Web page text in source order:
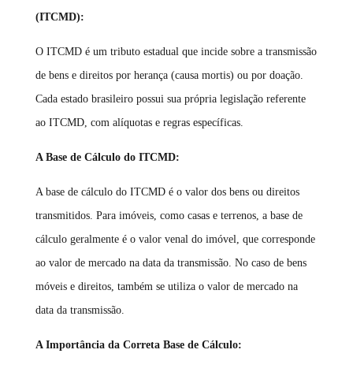
(ITCMD):
O ITCMD é um tributo estadual que incide sobre a transmissão
de bens e direitos por herança (causa mortis) ou por doação.
Cada estado brasileiro possui sua própria legislação referente
ao ITCMD, com alíquotas e regras específicas.
A Base de Cálculo do ITCMD:
A base de cálculo do ITCMD é o valor dos bens ou direitos
transmitidos. Para imóveis, como casas e terrenos, a base de
cálculo geralmente é o valor venal do imóvel, que corresponde
ao valor de mercado na data da transmissão. No caso de bens
móveis e direitos, também se utiliza o valor de mercado na
data da transmissão.
A Importância da Correta Base de Cálculo: